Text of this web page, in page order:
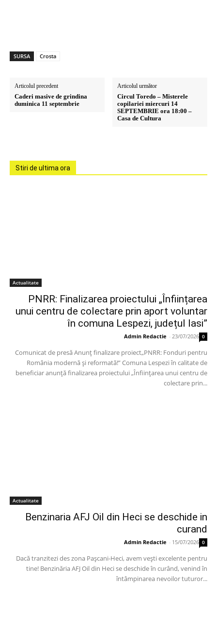
SURSA Crosta
Articolul precedent
Caderi masive de grindina
duminica 11 septembrie
Articolul următor
Circul Toredo – Misterele
copilariei miercuri 14
SEPTEMBRIE ora 18:00 –
Casa de Cultura
Stiri de ultima ora
Actualitate
PNRR: Finalizarea proiectului „Înființarea
unui centru de colectare prin aport voluntar
în comuna Lespezi, județul Iasi”
Admin Redactie - 23/07/2026 0
Comunicat de presă Anunț finalizare proiect„PNRR: Fonduri pentru
România modernă și reformată!” Comuna Lespezi în calitate de
beneficiar anunță finalizarea proiectului „Înființarea unui centru de
colectare prin...
Actualitate
Benzinaria AFJ Oil din Heci se deschide in
curand
Admin Redactie - 15/07/2026 0
Dacă tranzitezi des zona Pașcani-Heci, avem vești excelente pentru
tine! Benzinăria AFJ Oil din Heci se deschide în curând, venind în
întâmpinarea nevoilor tuturor...